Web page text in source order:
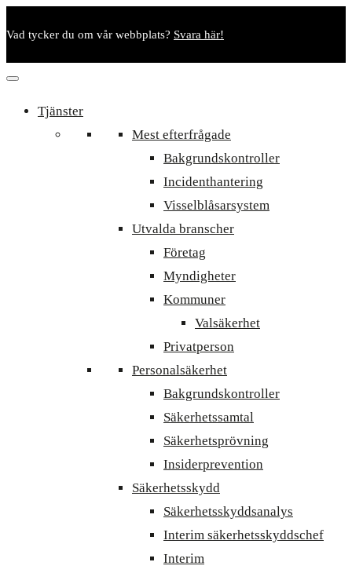
Vad tycker du om vår webbplats? Svara här!
Tjänster
Mest efterfrågade
Bakgrundskontroller
Incidenthantering
Visselblåsarsystem
Utvalda branscher
Företag
Myndigheter
Kommuner
Valsäkerhet
Privatperson
Personalsäkerhet
Bakgrundskontroller
Säkerhetssamtal
Säkerhetsprövning
Insiderprevention
Säkerhetsskydd
Säkerhetsskyddsanalys
Interim säkerhetsskyddschef
Interim